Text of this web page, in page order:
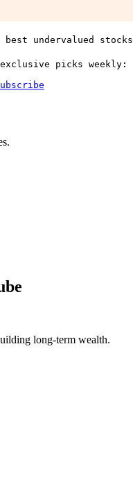
undervalued
picks weekly:
long-term wealth.